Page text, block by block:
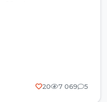
20 7 069 5